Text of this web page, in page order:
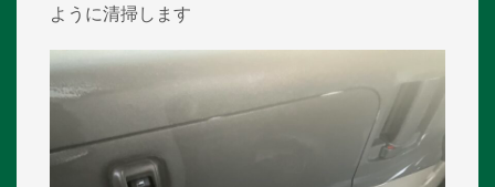
ように清掃します